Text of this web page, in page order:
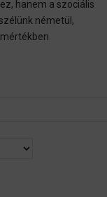
hanem a szociális
németül,